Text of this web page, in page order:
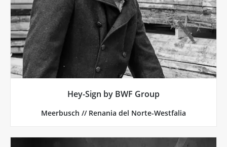
Hey-Sign by BWF Group
Meerbusch // Renania del Norte-Westfalia
Hey-Sign by BWF Group // Renania del Norte-Westfalia
El fieltro de lana es un producto natural. El fieltro de lana
aísla y absorbe el sonido. Hey-Sign lo utiliza para fabricar
alfombras y absorbedores acústicos en forma de
biombos y cortinas de pared. Con su aspecto natural en
más de 40 colores, las alfombras y biombos de Hey-Sign
se integran perfectamente en los más diversos entornos
domésticos y laborales. Totalmente naturales y
biológicamente inocuos para la construcción.